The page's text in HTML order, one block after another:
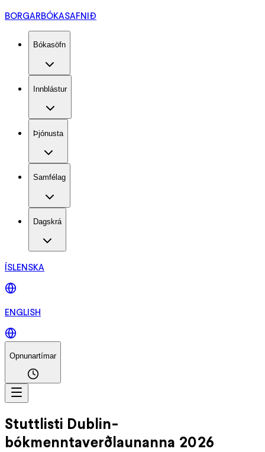
BORGARBÓKASAFNIÐ
Bókasöfn
Innblástur
Þjónusta
Samfélag
Dagskrá
ÍSLENSKA
ENGLISH
Opnunartímar
Stuttlisti Dublin-
bókmenntaverðlaunanna 2026